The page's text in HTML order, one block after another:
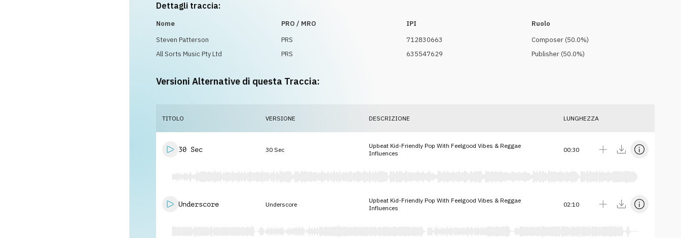
Dettagli traccia:
Nome PRO / MRO IPI
Ruolo
Steven Patterson
PRS 712830663 Composer(50.0%)
All Sorts Music Pty Ltd
PRS 635547629 Publisher(50.0%)
Versioni Alternative di questa Traccia:
TITOLO VERSIONE DESCRIZIONE LUNGHEZZA
30 Sec 30 Sec
Upbeat Kid-Friendly Pop With Feelgood Vibes & Reggae
Influences
00:30
Underscore Underscore
Upbeat Kid-Friendly Pop With Feelgood Vibes & Reggae
Influences
02:10